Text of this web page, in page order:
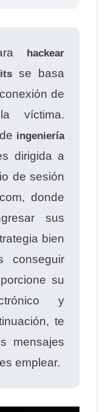
hackear
se basa
de
víctima.
ingeniería
dirigida a
de sesión
donde
sus
bien
conseguir
su
y
te
mensajes
emplear.